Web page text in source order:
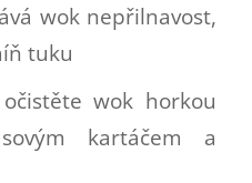
wok nepřilnavost,
tuku
wok horkou
kartáčem a